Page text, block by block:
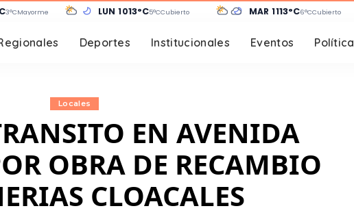
3°CMayormente despejado LUN 1013°C5°CCubierto MAR 1113°C6°CCubierto
Deportes Institucionales Eventos Política
Locales
EN AVENIDA
OBRA DE RECAMBIO
CLOACALES